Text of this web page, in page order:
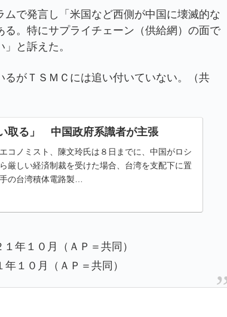
で発言し「米国など西側が中国に壊滅的な
。特にサプライチェーン（供給網）の面で
と訴えた。
がＴＳＭＣには追い付いていない。（共
取る」 中国政府系識者が主張
コノミスト、陳文玲氏は８日までに、中国がロシ
厳しい経済制裁を受けた場合、台湾を支配下に置
の台湾積体電路製…
１０月（ＡＰ＝共同）